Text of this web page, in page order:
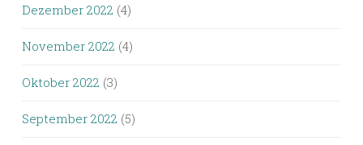
Dezember 2022 (4)
November 2022 (4)
Oktober 2022 (3)
September 2022 (5)